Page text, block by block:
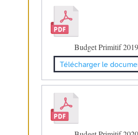
Budget Primitif 2019
Télécharger le